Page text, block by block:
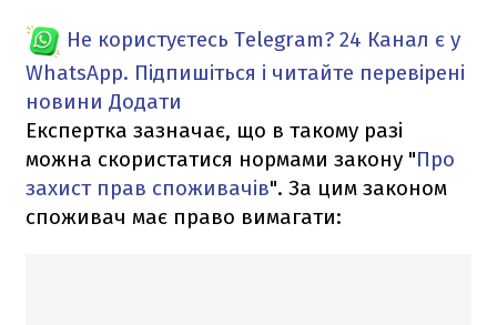
Не користуєтесь Telegram? 24 Канал є у
WhatsApp. Підпишіться і читайте перевірені
новини Додати
Експертка зазначає, що в такому разі
можна скористатися нормами закону "Про
захист прав споживачів". За цим законом
споживач має право вимагати: